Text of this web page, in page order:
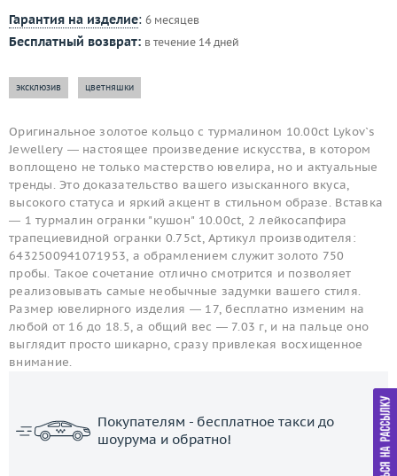
Гарантия на изделие: 6 месяцев
Бесплатный возврат: в течение 14 дней
эксклюзив цветняшки
Оригинальное золотое кольцо с турмалином 10.00ct Lykov`s
Jewellery — настоящее произведение искусства, в котором
воплощено не только мастерство ювелира, но и актуальные
тренды. Это доказательство вашего изысканного вкуса,
высокого статуса и яркий акцент в стильном образе. Вставка
— 1 турмалин огранки "кушон" 10.00ct, 2 лейкосапфира
трапециевидной огранки 0.75ct, Артикул производителя:
6432500941071953, а обрамлением служит золото 750
пробы. Такое сочетание отлично смотрится и позволяет
реализовывать самые необычные задумки вашего стиля.
Размер ювелирного изделия — 17, бесплатно изменим на
любой от 16 до 18.5, а общий вес — 7.03 г, и на пальце оно
выглядит просто шикарно, сразу привлекая восхищенное
внимание.
Покупателям - бесплатное такси до
шоурума и обратно!